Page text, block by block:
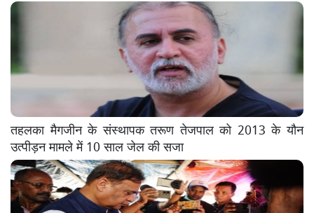
तहलका मैगजीन के संस्थापक तरूण तेजपाल को 2013 के यौन
उत्पीड़न मामले में 10 साल जेल की सजा